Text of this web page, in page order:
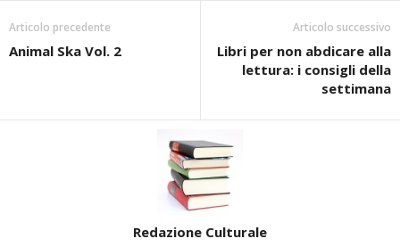
Articolo precedente
Animal Ska Vol. 2
Articolo successivo
Libri per non abdicare alla
lettura: i consigli della
settimana
Redazione Culturale